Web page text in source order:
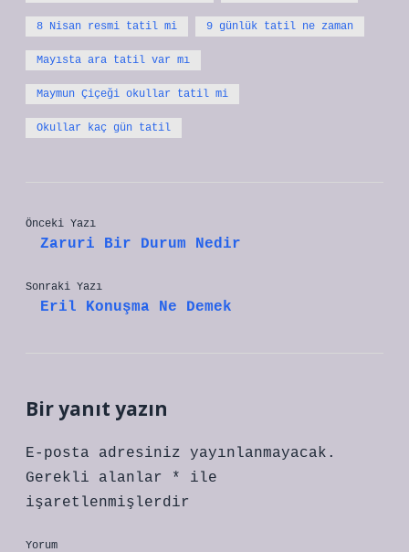
8 Nisan resmi tatil mi 9 günlük tatil ne zaman
Mayısta ara tatil var mı
Maymun Çiçeği okullar tatil mi
Okullar kaç gün tatil
Önceki Yazı
Zaruri Bir Durum Nedir
Sonraki Yazı
Eril Konuşma Ne Demek
Bir yanıt yazın
E-posta adresiniz yayınlanmayacak.
Gerekli alanlar
*
ile
işaretlenmişlerdir
Yorum